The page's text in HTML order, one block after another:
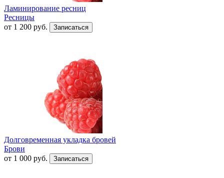
Ламинирование ресниц
Ресницы
от 1 200 руб.
Долговременная укладка бровей
Брови
от 1 000 руб.